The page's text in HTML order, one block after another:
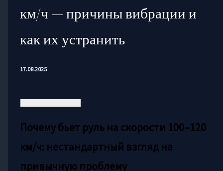
км/ч — причины вибрации и
как их устранить
17.08.2025
Почему бьет руль на скорости 100–120
км/ч: нестандартный взгляд на
привычную проблему